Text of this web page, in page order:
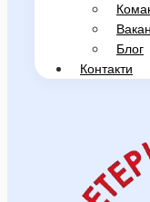
Блог
Контакти